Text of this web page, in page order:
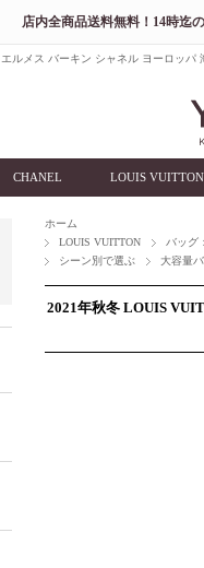
店内全商品送料無料！14時迄
エルメス バーキン シャネル ヨーロッパ
CHANEL LOUIS VUITTON
ホーム
LOUIS VUITTON
バッグ
シーン別で選ぶ
大容量
2021年秋冬 LOUIS